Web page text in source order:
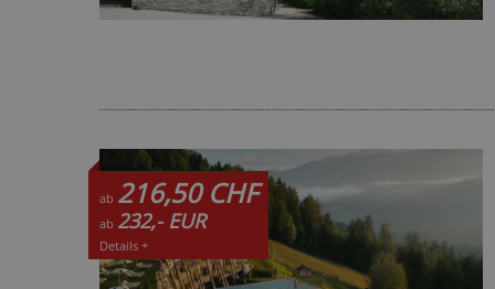
ab 216,50 CHF
ab 232,- EUR
Details +